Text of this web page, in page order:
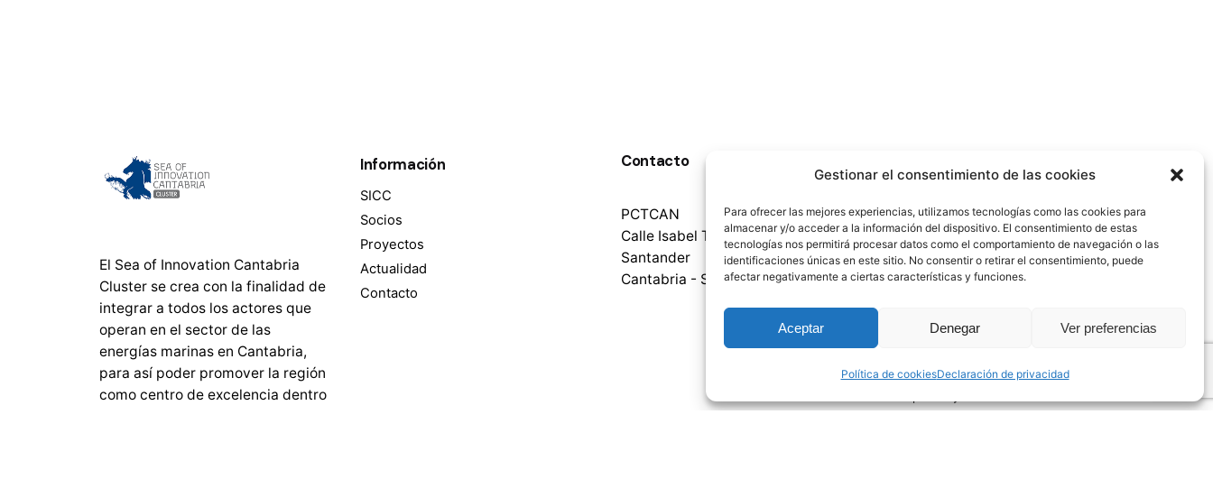
Gestionar el consentimiento de las cookies
Para ofrecer las mejores experiencias, utilizamos tecnologías como las cookies para
almacenar y/o acceder a la información del dispositivo. El consentimiento de estas
tecnologías nos permitirá procesar datos como el comportamiento de navegación o las
identificaciones únicas en este sitio. No consentir o retirar el consentimiento, puede
afectar negativamente a ciertas características y funciones.
Aceptar Denegar Ver preferencias
Política de cookiesDeclaración de privacidad
El Sea of Innovation Cantabria
Cluster se crea con la finalidad de
integrar a todos los actores que
operan en el sector de las
energías marinas en Cantabria,
para así poder promover la región
como centro de excelencia dentro
Información
SICC
Socios
Proyectos
Actualidad
Contacto
Contacto
PCTCAN
Calle Isabel Torres nº 1 39011
Santander
Cantabria - SPAIN
Sea of Innovation Cantabria Cluster
(SICC) se financia a través de una ayuda
Regional de Cantabria (SODERCAN),
de Industria, Turismo, Innovación,